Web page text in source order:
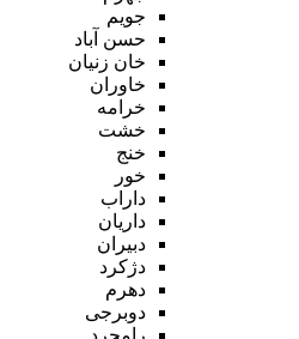
جویم
حسن آباد
خان زنیان
خاوران
خرامه
خشت
خنج
خور
داراب
داریان
دبیران
دژکرد
دهرم
دوبرجی
رامجرد